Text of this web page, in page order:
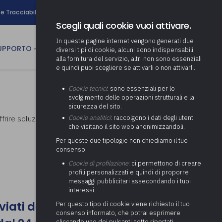
e Tracciabilità
Determinazione fondo risorse
decentrate
Pratiche previdenziali
ai comuni per l’attivazione di
(Partenariato Pubblico
Privato)
Società e organismi
adempimenti degli enti locali
Adeguamento del sistema di
gestione documentale alle
nuove linee guida sul
documento informatico
Protezione dei Dati (RPD,
altrimenti denominato Data
Protection Officer, DPO)
Supporto transizione al
digitale
Gestione IVA
Gestione IRAP
Consolidato
Relazione di fine e inizio
mandato
Supporto alla predisposizione
del Piano Economico-
Attività di supporto Gare
Energetiche (ex Legge 10/91)
Controllo Pratiche Sismiche
CULTURA person AREA RISERVATA
soluzioni a dubbi e problematiche di
dall'8 al 23 agosto 2026
Scegli quali cookie vuoi attivare.
In queste pagine internet vengono generati due
diversi tipi di cookie, alcuni sono indispensabili
alla fornitura del servizio, altri non sono essenziali
e quindi puoi scegliere se attivarli o non attivarli.
Cookie tecnici: sono essenziali per lo
svolgimento delle operazioni strutturali e la
sicurezza del sito.
Cookie analitici: raccolgono i dati degli utenti
che visitano il sito web anonimizzandoli.
Per queste due tipologie non chiediamo il tuo
consenso.
Cookie di profilazione: ci permettono di creare
profili personalizzati e quindi di proporre
messaggi pubblicitari assecondando i tuoi
interessi.
Per questo tipo di cookie viene richiesto il tuo
consenso informato, che potrai esprimere